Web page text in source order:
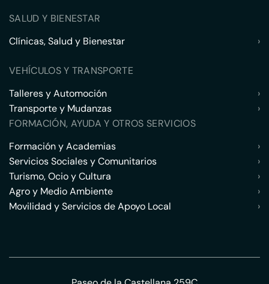
SALUD Y BIENESTAR
Clínicas, Salud y Bienestar
›
VEHÍCULOS Y TRANSPORTE
Talleres y Automoción
›
Transporte y Mudanzas
›
FORMACIÓN, AYUDA Y OTROS SERVICIOS
Formación y Academias
›
Servicios Sociales y Comunitarios
›
Turismo, Ocio y Cultura
›
Agro y Medio Ambiente
›
Movilidad y Servicios de Apoyo Local
›